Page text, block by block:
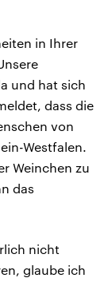
in Ihrer
und hat sich
dass die
von
Westfalen.
Weinchen zu
das
nicht
glaube ich